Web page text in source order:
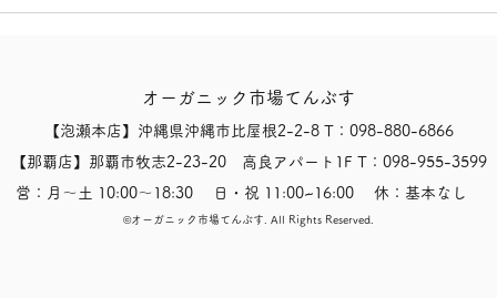
【オーガニックトマトジュー
【有
オーガニック市場てんぶす
【泡瀬本店】沖縄県沖縄市比屋根2-2-8 T：098-880-6866
【那覇店】那覇市牧志2-23-20 高良アパート1F T：098-955-3599
営：月〜土 10:00〜18:30 日・祝 11:00~16:00 休：基本なし
​©オーガニック市場てんぶす. All Rights Reserved.